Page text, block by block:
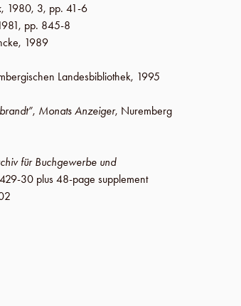
, 1980, 3, pp. 41-6
, pp. 845-8
, 1989
Landesbibliothek, 1995
, Monats Anzeiger, Nuremberg
für Buchgewerbe und
30 plus 48-page supplement